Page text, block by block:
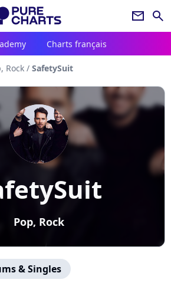
newsletter search
Charts français
Rock / SafetySuit
Pop, Rock
& Singles